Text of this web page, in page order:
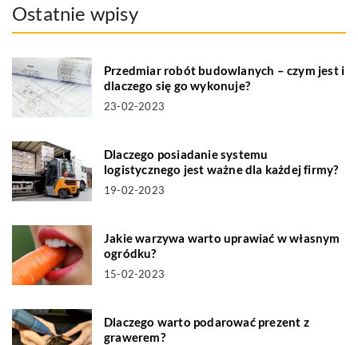
Ostatnie wpisy
Przedmiar robót budowlanych – czym jest i
dlaczego się go wykonuje?
23-02-2023
Dlaczego posiadanie systemu
logistycznego jest ważne dla każdej firmy?
19-02-2023
Jakie warzywa warto uprawiać w własnym
ogródku?
15-02-2023
Dlaczego warto podarować prezent z
grawerem?